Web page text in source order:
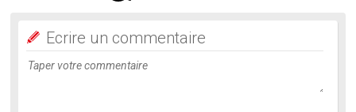
Ecrire un commentaire